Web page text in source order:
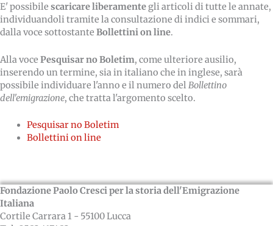
E' possibile scaricare liberamente gli articoli di tutte le annate,
individuandoli tramite la consultazione di indici e sommari,
dalla voce sottostante Bollettini on line.
Alla voce Pesquisar no Boletim, come ulteriore ausilio,
inserendo un termine, sia in italiano che in inglese, sarà
possibile individuare l'anno e il numero del Bollettino
dell'emigrazione, che tratta l'argomento scelto.
Pesquisar no Boletim
Bollettini on line
Fondazione Paolo Cresci per la storia dell'Emigrazione
Italiana
Cortile Carrara 1 - 55100 Lucca